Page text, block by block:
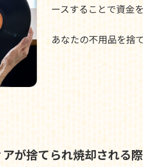
ースすることで資金
あなたの不用品を捨
が捨てられ焼却される際